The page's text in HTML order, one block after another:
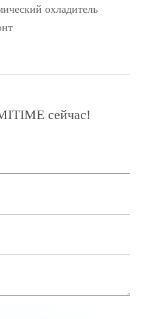
охладитель
сейчас!